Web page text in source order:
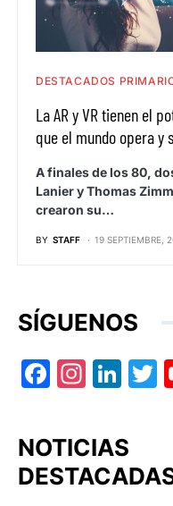
DESTACADOS
La AR y VR tienen el
que el mundo opera y
A finales de los 80,
Lanier y Thomas
crearon su…
BY STAFF 19 SEPTIEMBRE,
SÍGUENOS
Facebook
NOTICIAS